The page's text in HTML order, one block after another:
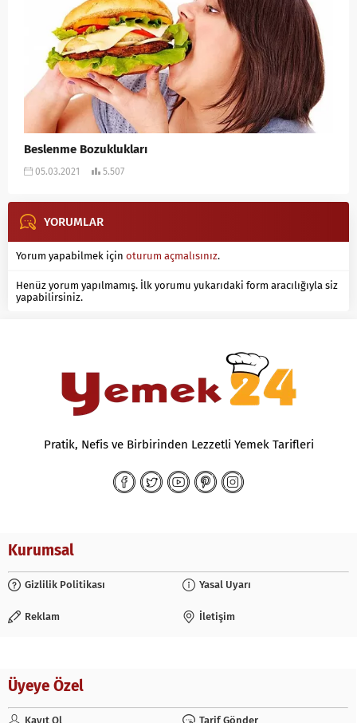
Beslenme Bozuklukları
05.03.2021 5.507
YORUMLAR
Yorum yapabilmek için oturum açmalısınız.
Henüz yorum yapılmamış. İlk yorumu yukarıdaki form aracılığıyla siz
yapabilirsiniz.
Pratik, Nefis ve Birbirinden Lezzetli Yemek Tarifleri
Kurumsal
Gizlilik Politikası Yasal Uyarı
Reklam İletişim
Üyeye Özel
Kayıt Ol Tarif Gönder